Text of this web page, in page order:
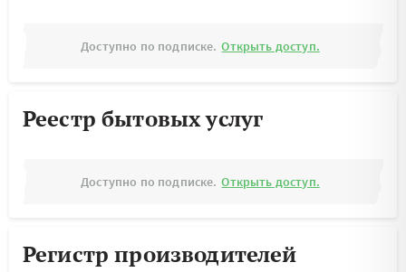
Доступно по подписке. Открыть доступ.
Реестр бытовых услуг
Доступно по подписке. Открыть доступ.
Регистр производителей